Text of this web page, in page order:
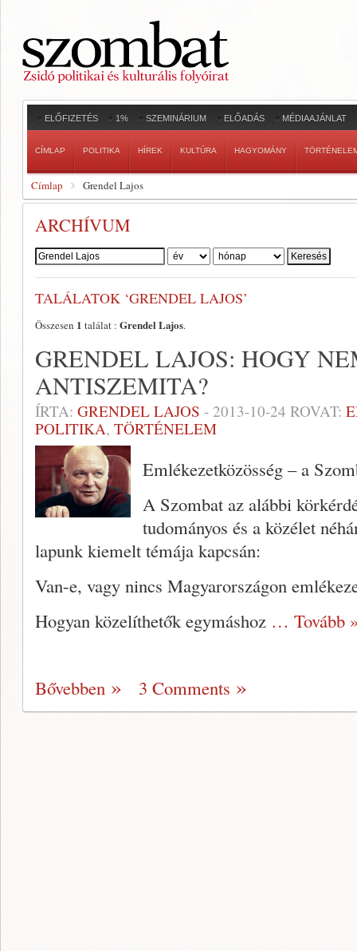
ELŐFIZETÉS 1% SZEMINÁRIUM ELŐADÁS MÉDIAAJÁNLAT
CÍMLAP POLITIKA HÍREK KULTÚRA HAGYOMÁNY
Címlap Grendel Lajos
ARCHÍVUM
Szerző:
TALÁLATOK ‘GRENDEL LAJOS’
Összesen 1 találat : Grendel Lajos.
GRENDEL LAJOS: HOGY
ANTISZEMITA?
ÍRTA: GRENDEL LAJOS - 2013-10-24 ROVAT:
POLITIKA, TÖRTÉNELEM
Emlékezetközösség – a
A Szombat az alábbi
tudományos és a közélet
lapunk kiemelt témája kapcsán:
Van-e, vagy nincs Magyarországon
Hogyan közelíthetők egymáshoz … Tovább
Bővebben 3 Comments